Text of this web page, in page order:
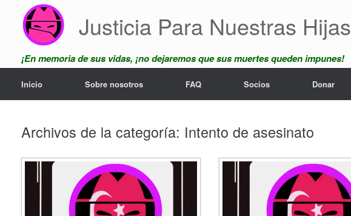
contenido
Justicia Para Nuestras Hijas
¡En memoria de sus vidas, ¡no dejaremos que sus muertes queden impunes!
Inicio Sobre nosotros FAQ Socios Donar
Archivos de la categoría: Intento de asesinato